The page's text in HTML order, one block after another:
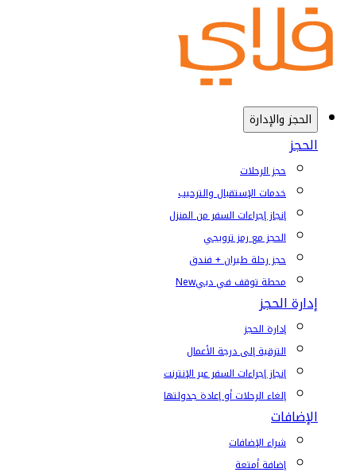
الحجز والإدارة
الحجز
حجز الرحلات
خدمات الإستقبال والترحيب
إنجاز إجراءات السفر من المنزل
الحجز مع رمز ترويجي
حجز رحلة طيران + فندق
محطة توقف في دبيNew
إدارة الحجز
إدارة الحجز
الترقية إلى درجة الأعمال
إنجاز إجراءات السفر عبر الإنترنت
إلغاء الرحلات أو إعادة جدولتها
الإضافات
شراء الإضافات
إضافة أمتعة